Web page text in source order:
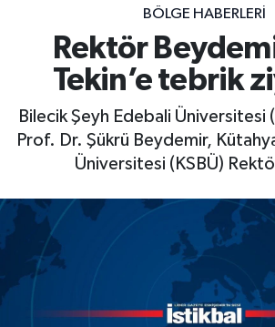
BÖLGE HABERLERI
Rektör
Tekin’e tebrik
Bilecik Şeyh Edebali Üniversitesi
Prof. Dr. Şükrü Beydemir,
Üniversitesi (KSBÜ)
Spor
Eğitim
Ekonomi
Sağlık
Yaşam
TFF 3.Lig 4.Grup Puan Durumu
Tüm Manşetler
Son Dakika Haberleri
Haber Arşivi